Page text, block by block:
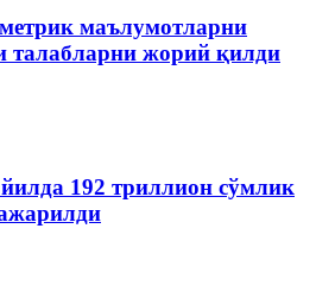
маълумотларни
талабларни жорий қилди
192 триллион сўмлик